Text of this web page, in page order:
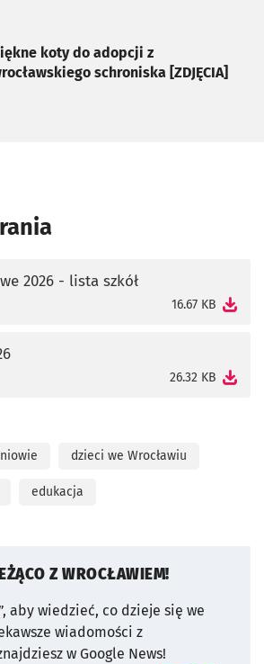
koty do adopcji z
schroniska [ZDJĘCIA]
karcie
2026 - lista szkół
16.67 KB
26.32 KB
dzieci we Wrocławiu
edukacja
Z WROCŁAWIEM!
aby wiedzieć, co dzieje się we
wiadomości z
w Google News!